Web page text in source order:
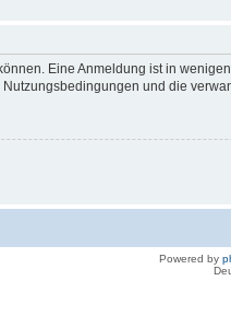
Eine Anmeldung ist in
und die
Powered by